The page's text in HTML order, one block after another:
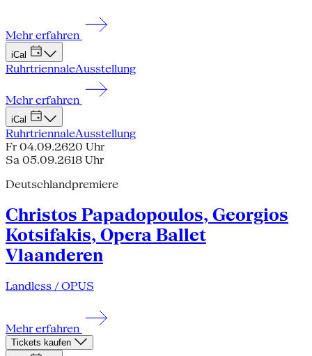
Mehr erfahren
iCal
RuhrtriennaleAusstellung
Mehr erfahren
iCal
RuhrtriennaleAusstellung
Fr 04.09.2620 Uhr
Sa 05.09.2618 Uhr
Deutschlandpremiere
Christos Papadopoulos, Georgios
Kotsifakis, Opera Ballet
Vlaanderen
Landless / OPUS
Mehr erfahren
Tickets kaufen